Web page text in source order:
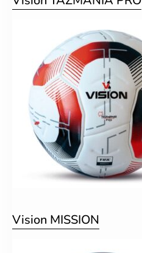
Vision MISSION